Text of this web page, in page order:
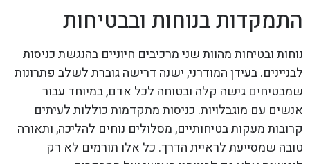
התמקדות בנוחות ובבטיחות
נוחות ובטיחות מהוות שני מרכיבים חיוניים בהנגשת כניסות
לבניינים. בעידן המודרני, ישנה דרישה גוברת לשלב פתרונות
שמבטיחים גישה קלה ובטוחה לכל אדם, במיוחד עבור
אנשים עם מוגבלויות. כניסות מתקדמות כוללות לעיתים
קרובות מעקות בטיחותיים, מסלולים נוחים להליכה, ותאורה
טובה שמסייעת לראיית הדרך. כל אלו תורמים לא רק